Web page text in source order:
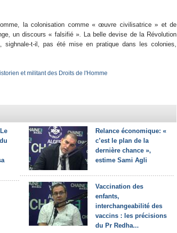
la colonisation comme « œuvre civilisatrice » et de
un discours « falsifié ». La belle devise de la Révolution
sighnale-t-il, pas été mise en pratique dans les colonies,
et militant des Droits de l'Homme
Relance économique: «
c’est le plan de la
dernière chance »,
estime Sami Agli
Vaccination des
enfants,
interchangeabilité des
vaccins : les précisions
du Pr Redha...